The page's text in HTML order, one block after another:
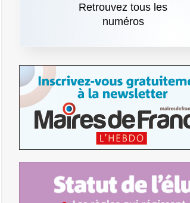
Retrouvez tous les
numéros